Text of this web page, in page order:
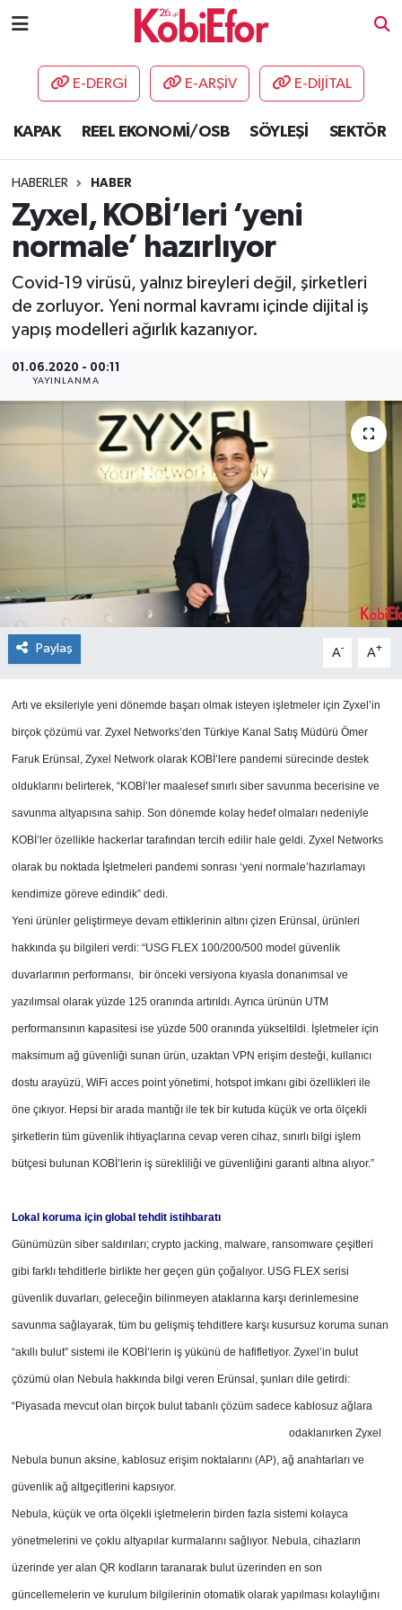
E-DERGİ E-ARŞİV E-DİJİTAL
KAPAK REEL EKONOMİ/OSB SÖYLEŞİ SEKTÖR
HABERLER HABER
Zyxel, KOBİ’leri ‘yeni
normale’ hazırlıyor
Covid-19 virüsü, yalnız bireyleri değil, şirketleri
de zorluyor. Yeni normal kavramı içinde dijital iş
yapış modelleri ağırlık kazanıyor.
01.06.2020 - 00:11
YAYINLANMA
Paylaş A- A+
Artı ve eksileriyle yeni dönemde başarı olmak isteyen işletmeler için Zyxel’in
birçok çözümü var. Zyxel Networks’den Türkiye Kanal Satış Müdürü Ömer
Faruk Erünsal, Zyxel Network olarak KOBİ’lere pandemi sürecinde destek
olduklarını belirterek, “KOBİ’ler maalesef sınırlı siber savunma becerisine ve
savunma altyapısına sahip. Son dönemde kolay hedef olmaları nedeniyle
KOBİ’ler özellikle hackerlar tarafından tercih edilir hale geldi. Zyxel Networks
olarak bu noktada İşletmeleri pandemi sonrası ‘yeni normale’hazırlamayı
kendimize göreve edindik” dedi.
Yeni ürünler geliştirmeye devam ettiklerinin altını çizen Erünsal, ürünleri
hakkında şu bilgileri verdi: “USG FLEX 100/200/500 model güvenlik
duvarlarının performansı, bir önceki versiyona kıyasla donanımsal ve
yazılımsal olarak yüzde 125 oranında artırıldı. Ayrıca ürünün UTM
performansının kapasitesi ise yüzde 500 oranında yükseltildi. İşletmeler için
maksimum ağ güvenliği sunan ürün, uzaktan VPN erişim desteği, kullanıcı
dostu arayüzü, WiFi acces point yönetimi, hotspot imkanı gibi özellikleri ile
öne çıkıyor. Hepsi bir arada mantığı ile tek bir kutuda küçük ve orta ölçekli
şirketlerin tüm güvenlik ihtiyaçlarına cevap veren cihaz, sınırlı bilgi işlem
bütçesi bulunan KOBİ’lerin iş sürekliliği ve güvenliğini garanti altına alıyor.”
Lokal koruma için global tehdit istihbaratı
Günümüzün siber saldırıları; crypto jacking, malware, ransomware çeşitleri
gibi farklı tehditlerle birlikte her geçen gün çoğalıyor. USG FLEX serisi
güvenlik duvarları, geleceğin bilinmeyen ataklarına karşı derinlemesine
savunma sağlayarak, tüm bu gelişmiş tehditlere karşı kusursuz koruma sunan
“akıllı bulut” sistemi ile KOBİ’lerin iş yükünü de hafifletiyor. Zyxel’in bulut
çözümü olan Nebula hakkında bilgi veren Erünsal, şunları dile getirdi:
“Piyasada mevcut olan birçok bulut tabanlı çözüm sadece kablosuz ağlara
odaklanırken Zyxel
Nebula bunun aksine, kablosuz erişim noktalarını (AP), ağ anahtarları ve
güvenlik ağ altgeçitlerini kapsıyor.
Nebula, küçük ve orta ölçekli işletmelerin birden fazla sistemi kolayca
yönetmelerini ve çoklu altyapılar kurmalarını sağlıyor. Nebula, cihazların
üzerinde yer alan QR kodların taranarak bulut üzerinden en son
güncellemelerin ve kurulum bilgilerinin otomatik olarak yapılması kolaylığını
AKADEMİ
DESTEK-TEŞVİK
ETKİNLİK
GÜNCEL
HABERLER
KAPAK
OSB
SEKTÖR
ŞİRKET PANO